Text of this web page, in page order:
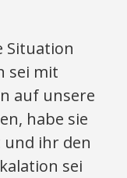
Situation
sei mit
auf unsere
habe sie
ihr den
sei